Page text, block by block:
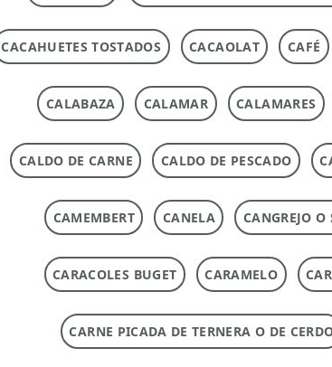
CACAHUETES TOSTADOS CACAOLAT CAFÉ
CALABAZA CALAMAR CALAMARES
CALDO DE CARNE CALDO DE PESCADO
CAMEMBERT CANELA CANGREJO
CARACOLES BUGET CARAMELO
CARNE PICADA DE TERNERA O DE